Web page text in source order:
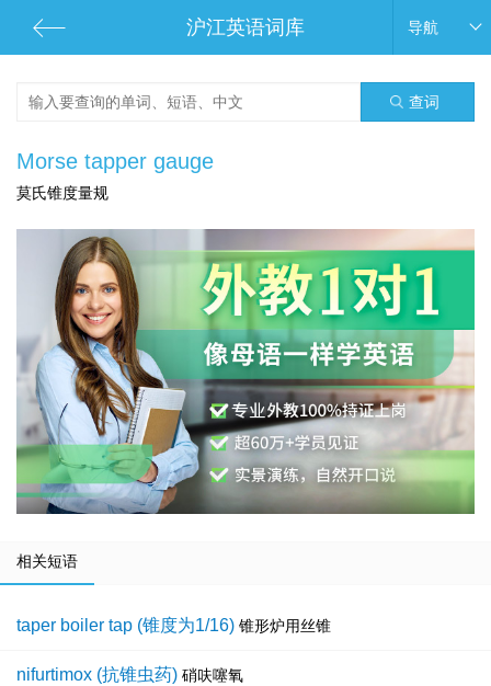
沪江英语词库 导航
查词
Morse tapper gauge
莫氏锥度量规
相关短语
taper boiler tap (锥度为1/16) 锥形炉用丝锥
nifurtimox (抗锥虫药) 硝呋噻氧